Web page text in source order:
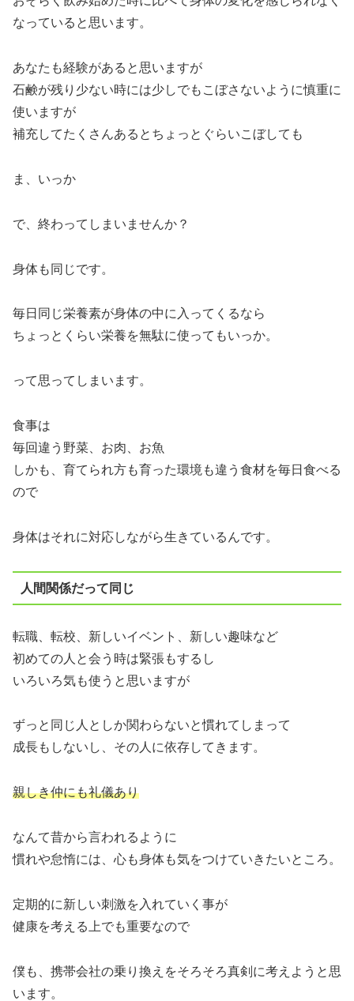
なっていると思います。
あなたも経験があると思いますが
石鹸が残り少ない時には少しでもこぼさないように慎重に
使いますが
補充してたくさんあるとちょっとぐらいこぼしても
ま、いっか
で、終わってしまいませんか？
身体も同じです。
毎日同じ栄養素が身体の中に入ってくるなら
ちょっとくらい栄養を無駄に使ってもいっか。
って思ってしまいます。
食事は
毎回違う野菜、お肉、お魚
しかも、育てられ方も育った環境も違う食材を毎日食べる
ので
身体はそれに対応しながら生きているんです。
人間関係だって同じ
転職、転校、新しいイベント、新しい趣味など
初めての人と会う時は緊張もするし
いろいろ気も使うと思いますが
ずっと同じ人としか関わらないと慣れてしまって
成長もしないし、その人に依存してきます。
親しき仲にも礼儀あり
なんて昔から言われるように
慣れや怠惰には、心も身体も気をつけていきたいところ。
定期的に新しい刺激を入れていく事が
健康を考える上でも重要なので
僕も、携帯会社の乗り換えをそろそろ真剣に考えようと思
います。